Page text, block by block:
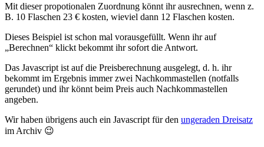
Mit dieser propotionalen Zuordnung könnt ihr ausrechnen, wenn z.
B. 10 Flaschen 23 € kosten, wieviel dann 12 Flaschen kosten.
Dieses Beispiel ist schon mal vorausgefüllt. Wenn ihr auf
„Berechnen“ klickt bekommt ihr sofort die Antwort.
Das Javascript ist auf die Preisberechnung ausgelegt, d. h. ihr
bekommt im Ergebnis immer zwei Nachkommastellen (notfalls
gerundet) und ihr könnt beim Preis auch Nachkommastellen
angeben.
Wir haben übrigens auch ein Javascript für den ungeraden Dreisatz
im Archiv 😉